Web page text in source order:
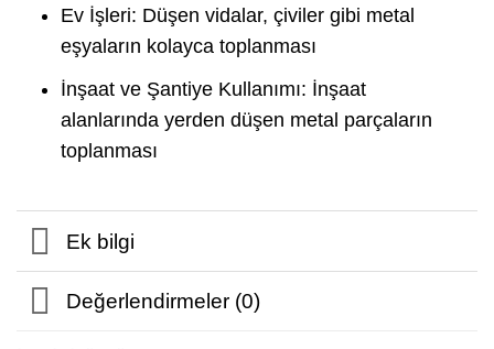
Ev İşleri: Düşen vidalar, çiviler gibi metal
eşyaların kolayca toplanması
İnşaat ve Şantiye Kullanımı: İnşaat
alanlarında yerden düşen metal parçaların
toplanması
Ek bilgi
Değerlendirmeler (0)